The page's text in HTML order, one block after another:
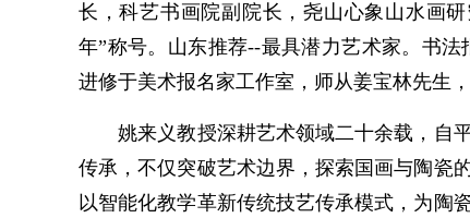
长，科艺书画院副院长，尧山心象山水画
年”称号。山东推荐--最具潜力艺术家。书
进修于美术报名家工作室，师从姜宝林先生
姚来义教授深耕艺术领域二十余载，自平
传承，不仅突破艺术边界，探索国画与陶瓷
以智能化教学革新传统技艺传承模式，为陶